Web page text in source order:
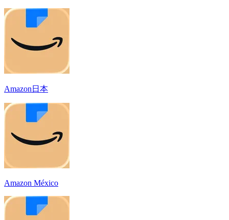
Amazon日本
Amazon México